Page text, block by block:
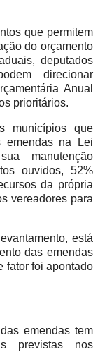
que permitem
do orçamento
deputados
direcionar
Anual
prioritários.
municípios que
emendas na Lei
manutenção
ouvidos, 52%
da própria
vereadores para
está
das emendas
fator foi apontado
emendas tem
previstas nos